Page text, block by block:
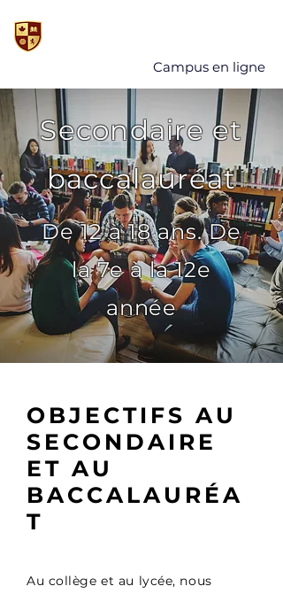
Campus en ligne
Secondaire et
baccalauréat
De 12 à 18 ans. De
la 7e à la 12e
année
OBJECTIFS AU
SECONDAIRE
ET AU
BACCALAURÉA
T
Au collège et au lycée, nous